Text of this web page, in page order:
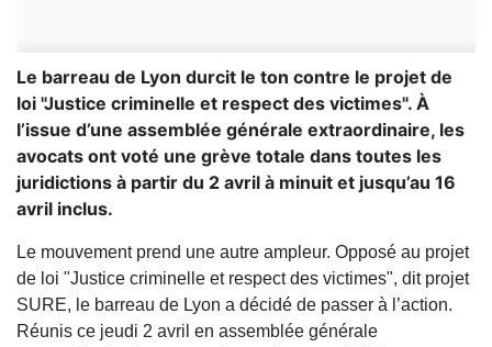
Le barreau de Lyon durcit le ton contre le projet de
loi "Justice criminelle et respect des victimes". À
l’issue d’une assemblée générale extraordinaire, les
avocats ont voté une grève totale dans toutes les
juridictions à partir du 2 avril à minuit et jusqu’au 16
avril inclus.
Le mouvement prend une autre ampleur. Opposé au projet
de loi "Justice criminelle et respect des victimes", dit projet
SURE, le barreau de Lyon a décidé de passer à l’action.
Réunis ce jeudi 2 avril en assemblée générale